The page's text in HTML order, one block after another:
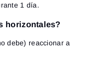
1 día.
horizontales?
debe) reaccionar a